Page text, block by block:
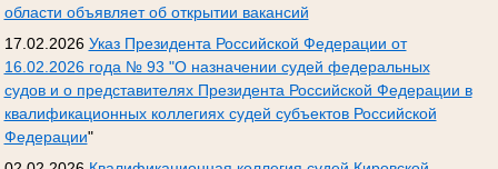
области объявляет об открытии вакансий
17.02.2026 Указ Президента Российской Федерации от
16.02.2026 года № 93 "О назначении судей федеральных
судов и о представителях Президента Российской Федерации в
квалификационных коллегиях судей субъектов Российской
Федерации"